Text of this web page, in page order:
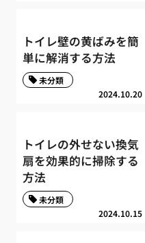
トイレ壁の黄ばみを簡
単に解消する方法
2024.10.20
未分類
トイレの外せない換気
扇を効果的に掃除する
方法
2024.10.15
未分類